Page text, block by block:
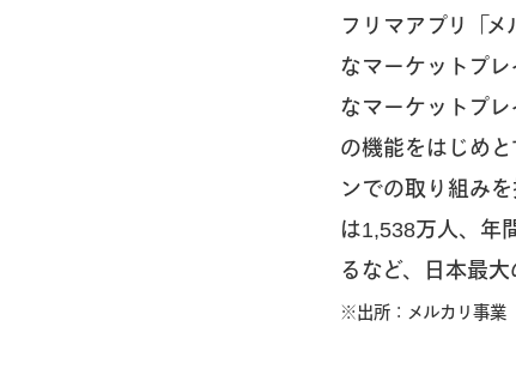
フリマアプリ「
なマーケットプ
なマーケットプ
の機能をはじめ
ンでの取り組み
は1,538万人、年
るなど、日本最大
※出所：メルカリ事業